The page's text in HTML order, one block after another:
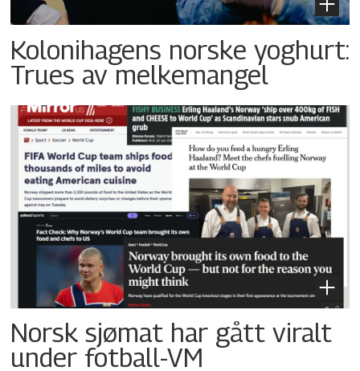
Kolonihagens norske yoghurt:
Trues av melkemangel
Norsk sjømat har gått viralt
under fotball-VM